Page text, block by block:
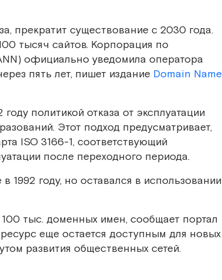
прекратит существование с 2030 года.
тысяч сайтов. Корпорация по
официально уведомила оператора
пять лет, пишет издание Domain Name
политикой отказа от эксплуатации
Этот подход предусматривает,
ISO 3166-1, соответствующий
после переходного периода.
1992 году, но оставался в использовании
тыс. доменных имен, сообщает портал
еще остается доступным для новых
развития общественных сетей.